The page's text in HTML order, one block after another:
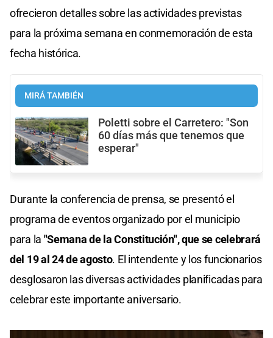
ofrecieron detalles sobre las actividades previstas
para la próxima semana en conmemoración de esta
fecha histórica.
MIRÁ TAMBIÉN
Poletti sobre el Carretero: "Son
60 días más que tenemos que
esperar"
Durante la conferencia de prensa, se presentó el
programa de eventos organizado por el municipio
para la "Semana de la Constitución", que se celebrará
del 19 al 24 de agosto. El intendente y los funcionarios
desglosaron las diversas actividades planificadas para
celebrar este importante aniversario.